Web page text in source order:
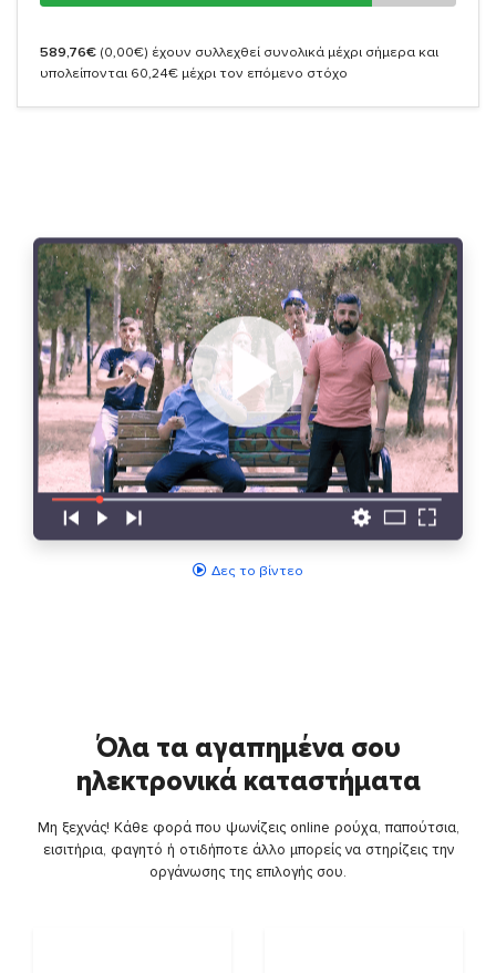
589,76€ (0,00€) έχουν συλλεχθεί συνολικά μέχρι σήμερα και
υπολείπονται 60,24€ μέχρι τον επόμενο στόχο
Δες το βίντεο
Όλα τα αγαπημένα σου
ηλεκτρονικά καταστήματα
Μη ξεχνάς! Κάθε φορά που ψωνίζεις online ρούχα, παπούτσια,
εισιτήρια, φαγητό ή οτιδήποτε άλλο μπορείς να στηρίζεις την
οργάνωσης της επιλογής σου.